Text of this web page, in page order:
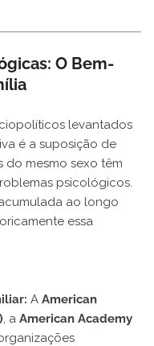
O Bem-
levantados
é a suposição de
do mesmo sexo têm
psicológicos.
ao longo
essa
A American
, a American Academy